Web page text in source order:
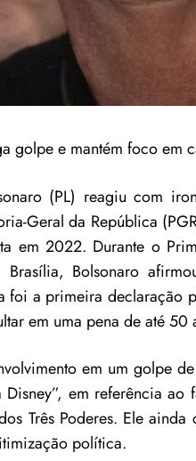
golpe e mantém foco em
(PL) reagiu com
Geral da República
em 2022. Durante o
Brasília, Bolsonaro
foi a primeira declaração
em uma pena de até 50
em um golpe
em referência ao
Três Poderes. Ele
política.